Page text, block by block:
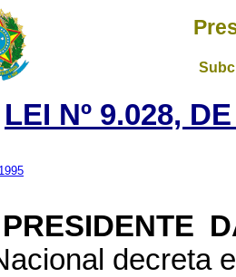
LEI Nº 9.028,
DA
decreta